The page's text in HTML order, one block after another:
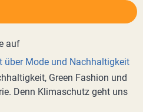
über Mode und Nachhaltigkeit
Green Fashion und
Denn Klimaschutz geht uns